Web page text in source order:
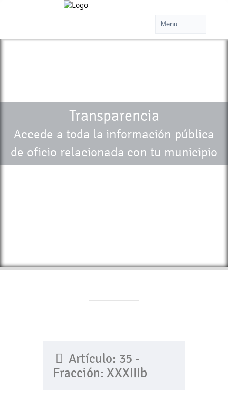
Transparencia
Accede a toda la información pública
de oficio relacionada con tu municipio
Artículo: 35 -
Fracción: XXXIIIb